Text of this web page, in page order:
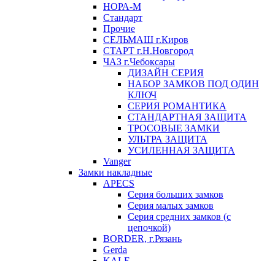
НОРА-М
Стандарт
Прочие
СЕЛЬМАШ г.Киров
СТАРТ г.Н.Новгород
ЧАЗ г.Чебоксары
ДИЗАЙН СЕРИЯ
НАБОР ЗАМКОВ ПОД ОДИН
КЛЮЧ
СЕРИЯ РОМАНТИКА
СТАНДАРТНАЯ ЗАЩИТА
ТРОСОВЫЕ ЗАМКИ
УЛЬТРА ЗАЩИТА
УСИЛЕННАЯ ЗАЩИТА
Vanger
Замки накладные
APECS
Серия больших замков
Серия малых замков
Серия средних замков (с
цепочкой)
BORDER, г.Рязань
Gerda